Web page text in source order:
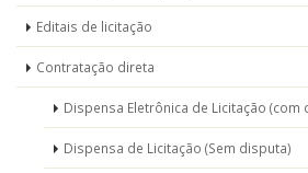
Licitações
Editais de licitação
Contratação direta
Dispensa Eletrônica de Licitação (com
Dispensa de Licitação (Sem disputa)